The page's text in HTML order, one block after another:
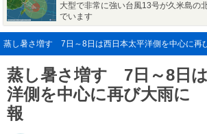
大型で非常に強い台風13号が久米島の
でいます
蒸し暑さ増す 7日～8日は西日本太平洋側を中心に
蒸し暑さ増す 7日～8日
洋側を中心に再び大雨に
報